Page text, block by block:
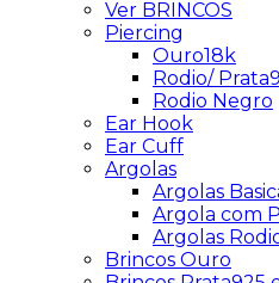
Ver BRINCOS
Piercing
Ouro18k
Rodio/
Rodio Negro
Ear Hook
Ear Cuff
Argolas
Argolas
Argola com
Argolas
Brincos Ouro